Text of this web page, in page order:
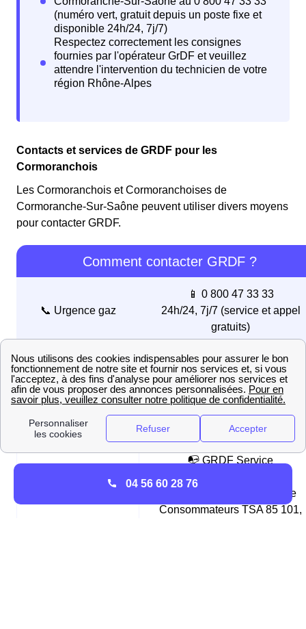
Contacts et services de GRDF pour les
Cormoranchois
Les Cormoranchois et Cormoranchoises de
Cormoranche-Sur-Saône peuvent utiliser divers moyens
pour contacter GRDF.
Comment contacter GRDF ?
📞 Urgence gaz
📱 0 800 47 33 33
24h/24, 7j/7 (service et appel
gratuits)
Service client
📱 09 69 36 35 34
du lundi au vendredi de 08h00
17h00
📧 Mail 📧 contact@grdf.fr
📭 GRDF Service
Consommateurs
TSA 85 101 GRDF Service
Consommateurs TSA 85 101,
04 56 60 28 76